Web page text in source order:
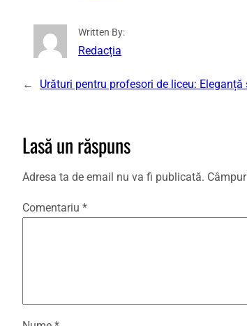
Written By:
Redacția
← Urături pentru profesori de liceu: Eleganță
Lasă un răspuns
Adresa ta de email nu va fi publicată.
Comentariu *